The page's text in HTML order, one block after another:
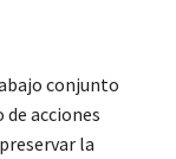
conjunto
acciones
la